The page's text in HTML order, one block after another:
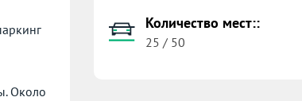
Около
Количество мест::
25 / 50